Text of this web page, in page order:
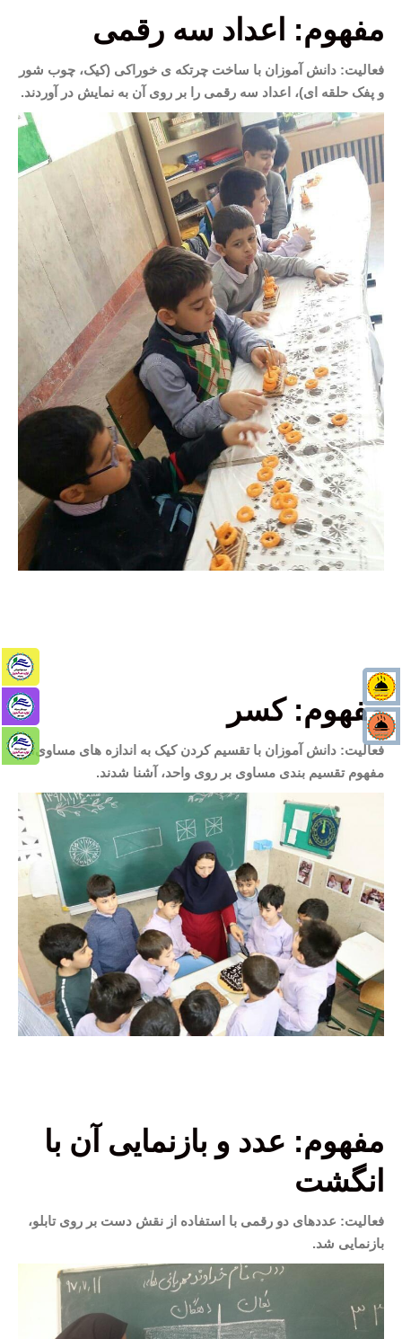
مفهوم: اعداد سه رقمی
فعالیت: دانش آموزان با ساخت چرتکه ی خوراکی (کیک، چوب شور
و پفک حلقه ای)، اعداد سه رقمی را بر روی آن به نمایش در آوردند.
مفهوم: کسر
فعالیت: دانش آموزان با تقسیم کردن کیک به اندازه های مساوی، با
مفهوم تقسیم بندی مساوی بر روی واحد، آشنا شدند.
مفهوم: عدد و بازنمایی آن با
انگشت
فعالیت: عددهای دو رقمی با استفاده از نقش دست بر روی تابلو،
بازنمایی شد.